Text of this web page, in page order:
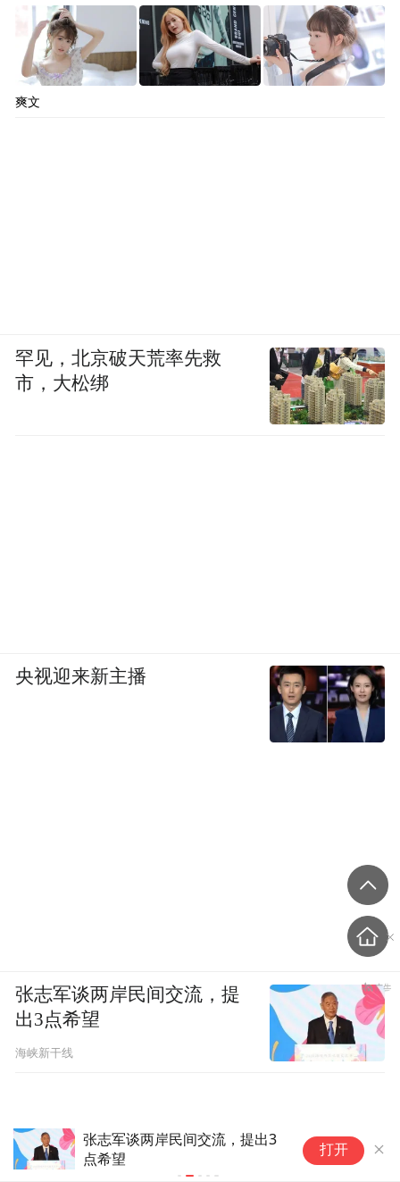
张志军谈两岸民间交流，提出3
点希望
内蒙古自治区
吴刚严重违纪
打开
爽文
罕见，北京破天荒率先救
市，大松绑
央视迎来新主播
张志军谈两岸民间交流，提
出3点希望
海峡新干线